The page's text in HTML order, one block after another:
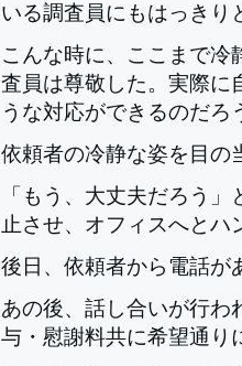
いる調査員にもはっきり
こんな時に、ここまで冷
査員は尊敬した。実際に
うな対応ができるのだろ
依頼者の冷静な姿を目の
「もう、大丈夫だろう
止させ、オフィスへとハ
後日、依頼者から電話が
あの後、話し合いが行わ
与・慰謝料共に希望通り